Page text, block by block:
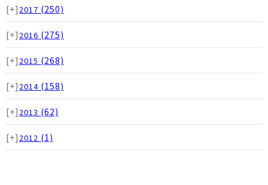
[+] 2017 (250)
[+] 2016 (275)
[+] 2015 (268)
[+] 2014 (158)
[+] 2013 (62)
[+] 2012 (1)